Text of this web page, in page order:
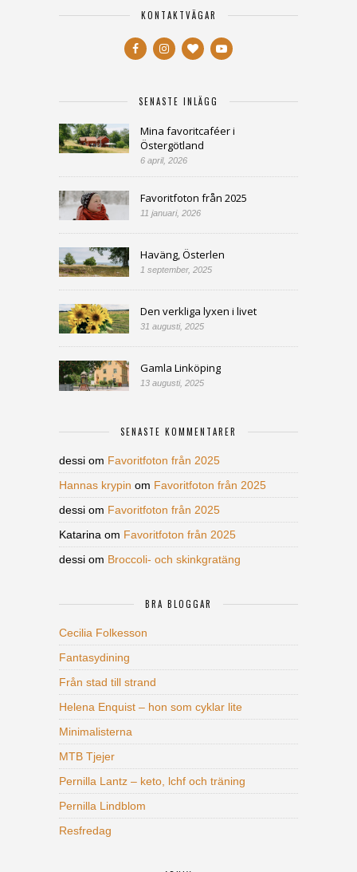
KONTAKTVÄGAR
SENASTE INLÄGG
Mina favoritcaféer i
Östergötland
6 april, 2026
Favoritfoton från 2025
11 januari, 2026
Haväng, Österlen
1 september, 2025
Den verkliga lyxen i livet
31 augusti, 2025
Gamla Linköping
13 augusti, 2025
SENASTE KOMMENTARER
dessi om Favoritfoton från 2025
Hannas krypin om Favoritfoton från 2025
dessi om Favoritfoton från 2025
Katarina om Favoritfoton från 2025
dessi om Broccoli- och skinkgratäng
BRA BLOGGAR
Cecilia Folkesson
Fantasydining
Från stad till strand
Helena Enquist – hon som cyklar lite
Minimalisterna
MTB Tjejer
Pernilla Lantz – keto, lchf och träning
Pernilla Lindblom
Resfredag